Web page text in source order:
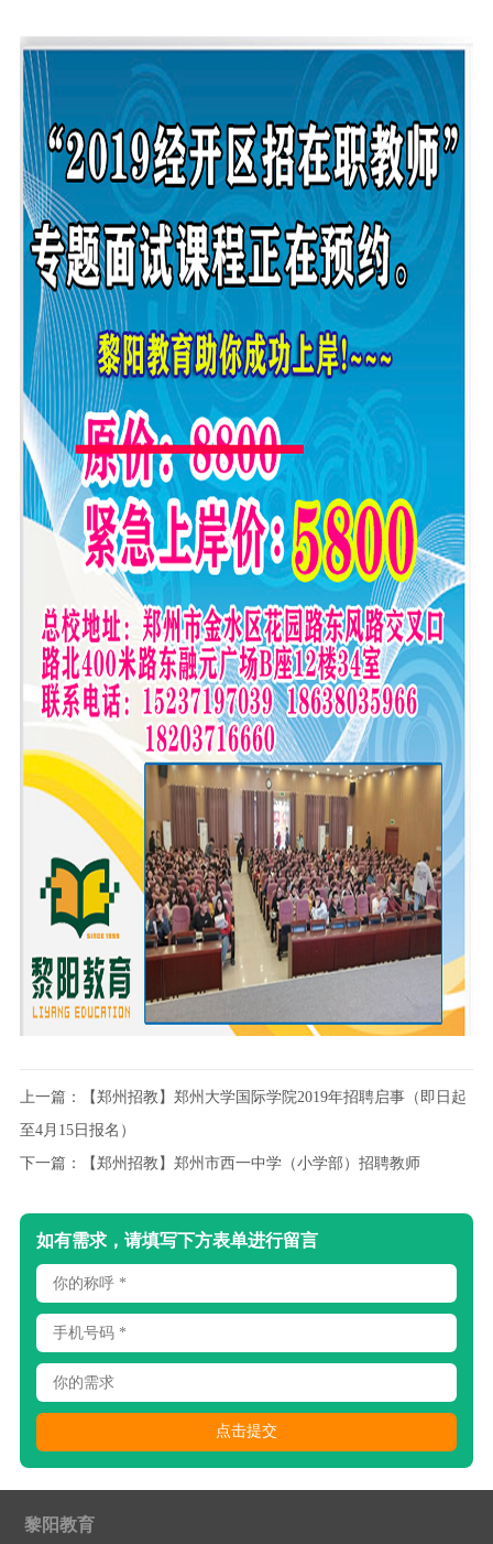
上一篇：
【郑州招教】郑州大学国际学院2019年招聘启事（即日起
至4月15日报名）
下一篇：
【郑州招教】郑州市西一中学（小学部）招聘教师
如有需求，请填写下方表单进行留言
黎阳教育